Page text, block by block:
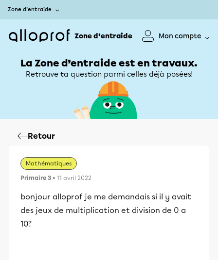
Zone d’entraide
Zone d’entraide Mon compte
La Zone d’entraide est en travaux.
Retrouve ta question parmi celles déjà posées!
Retour
Mathématiques
Primaire 3 • 11 avril 2022
bonjour alloprof je me demandais si il y avait
des jeux de multiplication et division de 0 a
10?